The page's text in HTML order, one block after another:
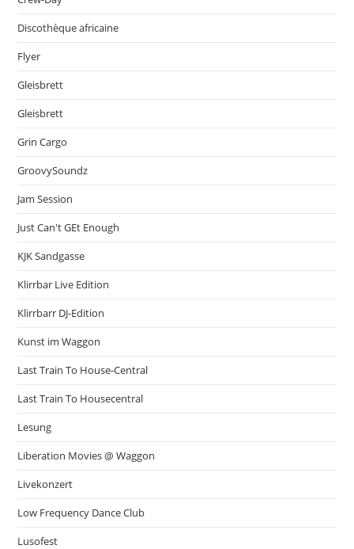
Discothèque africaine
Flyer
Gleisbrett
Gleisbrett
Grin Cargo
GroovySoundz
Jam Session
Just Can't GEt Enough
KJK Sandgasse
Klirrbar Live Edition
Klirrbarr DJ-Edition
Kunst im Waggon
Last Train To House-Central
Last Train To Housecentral
Lesung
Liberation Movies @ Waggon
Livekonzert
Low Frequency Dance Club
Lusofest